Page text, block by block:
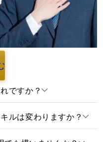
ですか？
ルは変わりますか？